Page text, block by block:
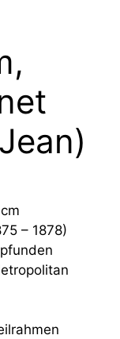
– 1878)